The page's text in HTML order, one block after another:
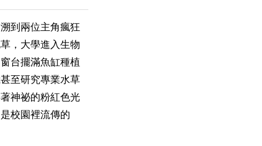
到兩位主角瘋狂
，大學進入生物
台擺滿魚缸種植
至研究專業水草
神祕的粉紅色光
校園裡流傳的